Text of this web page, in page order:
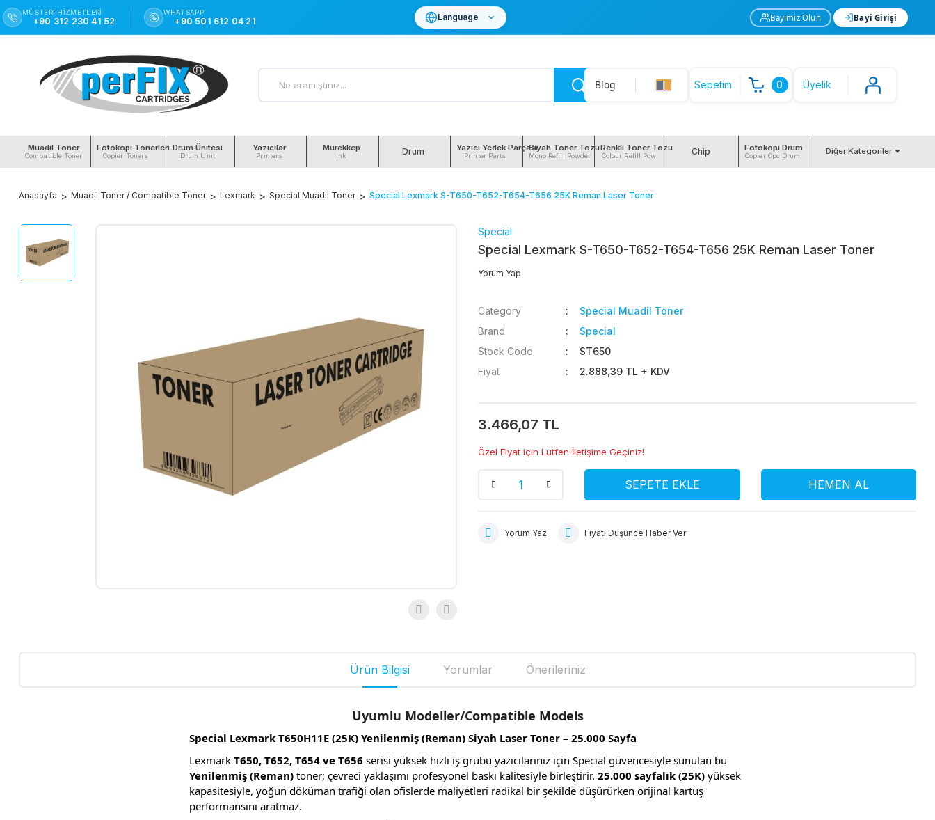
MÜŞTERI HIZMETLERI
+90 312 230 41 52
WHATSAPP
+90 501 612 04 21 Language Bayimiz Olun Bayi Girişi
Blog Sepetim 0 Üyelik
Muadil Toner
Compatible Toner
Fotokopi Tonerleri
Copier Toners
Drum Ünitesi
Drum Unit
Yazıcılar
Printers
Mürekkep
Ink Drum Yazıcı Yedek Parçası
Printer Parts
Siyah Toner Tozu
Mono Refill Powder
Renkli Toner Tozu
Colour Refill Pow Chip Fotokopi Drum
Copier Opc Drum Diğer Kategoriler
Anasayfa Muadil Toner / Compatible Toner Lexmark Special Muadil Toner Special Lexmark S-T650-T652-T654-T656 25K Reman Laser Toner
Special
Special Lexmark S-T650-T652-T654-T656 25K Reman Laser Toner
Yorum Yap
Category
Special Muadil Toner
Brand
Special
Stock Code
ST650
Fiyat
2.888,39 TL + KDV
3.466,07 TL
Özel Fiyat için Lütfen İletişime Geçiniz!
SEPETE EKLE HEMEN AL
Yorum Yaz Fiyatı Düşünce Haber Ver
Ürün Bilgisi Yorumlar Önerileriniz
Uyumlu Modeller/Compatible Models
Special Lexmark T650H11E (25K) Yenilenmiş (Reman) Siyah Laser Toner – 25.000 Sayfa
Lexmark T650, T652, T654 ve T656 serisi yüksek hızlı iş grubu yazıcılarınız için Special güvencesiyle sunulan bu
Yenilenmiş (Reman) toner; çevreci yaklaşımı profesyonel baskı kalitesiyle birleştirir. 25.000 sayfalık (25K) yüksek
kapasitesiyle, yoğun döküman trafiği olan ofislerde maliyetleri radikal bir şekilde düşürürken orijinal kartuş
performansını aratmaz.